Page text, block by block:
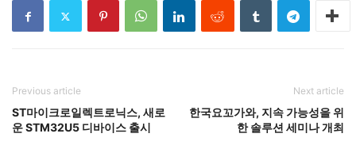
Previous article
ST마이크로일렉트로닉스, 새로
운 STM32U5 디바이스 출시
Next article
한국요꼬가와, 지속 가능성을 위
한 솔루션 세미나 개최